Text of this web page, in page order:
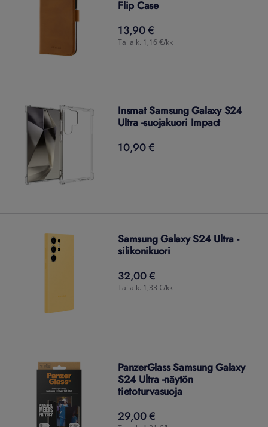
Flip Case
13,90 €
13,90€
Tai alk. 1,16 €/kk
Insmat Samsung Galaxy S24
Ultra -suojakuori Impact
10,90 €
10,90€
Samsung Galaxy S24 Ultra -
silikonikuori
32,00 €
32,00€
Tai alk. 1,33 €/kk
PanzerGlass Samsung Galaxy
S24 Ultra -näytön
tietoturvasuoja
29,00 €
29,00€